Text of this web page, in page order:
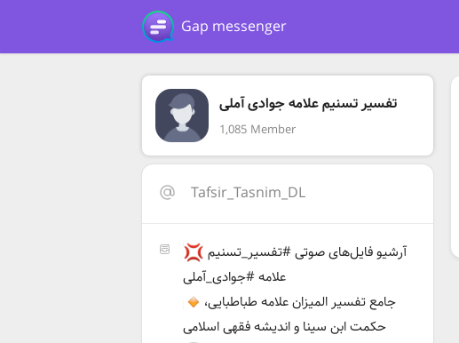
Gap messenger
تفسیر تسنیم علامه جوادی آملی
1,085 Member
Tafsir_Tasnim_DL
آرشیو فایل‌های صوتی #تفسیر_تسنیم
علامه #جوادی_آملی
جامع تفسیر المیزان علامه طباطبایی،
حکمت ابن سینا و اندیشه فقهی اسلامی